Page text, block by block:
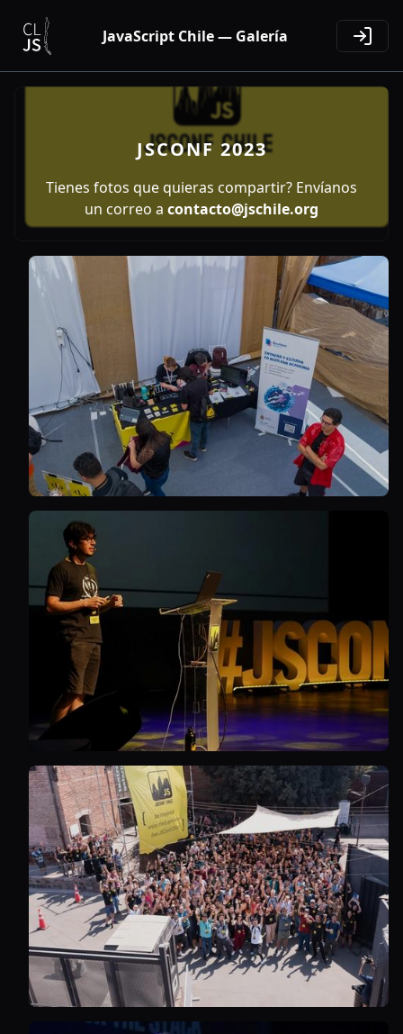
JavaScript Chile — Galería
JSCONF 2023
Tienes fotos que quieras compartir? Envíanos
un correo a contacto@jschile.org